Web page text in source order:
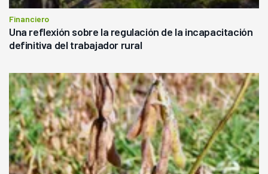
Financiero
Una reflexión sobre la regulación de la incapacitación
definitiva del trabajador rural